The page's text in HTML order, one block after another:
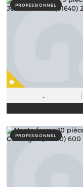
PROFESSIONNEL
-
PROFESSIONNEL